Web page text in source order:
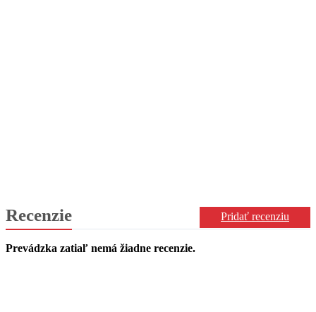
Recenzie Pridať recenziu
Prevádzka zatiaľ nemá žiadne recenzie.